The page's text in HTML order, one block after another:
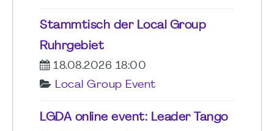
Stammtisch der Local Group
Ruhrgebiet
18.08.2026 18:00
Local Group Event
LGDA online event: Leader Tango